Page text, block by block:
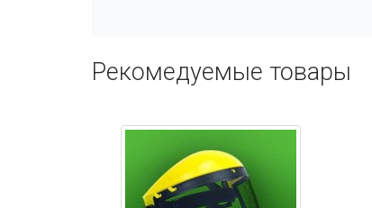
Рекомедуемые товары